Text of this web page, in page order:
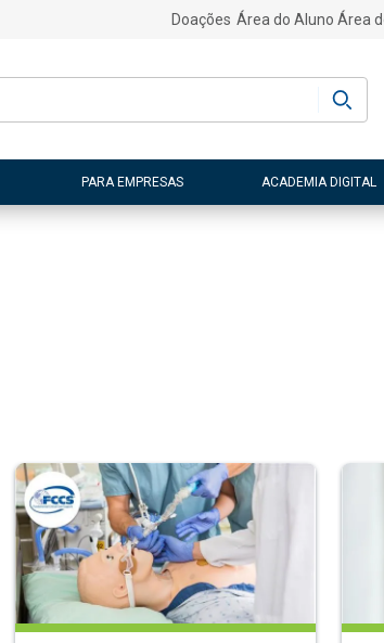
Doações Área do Aluno Área
PARA EMPRESAS ACADEMIA DIGITAL